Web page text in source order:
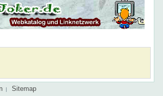
| Sitemap